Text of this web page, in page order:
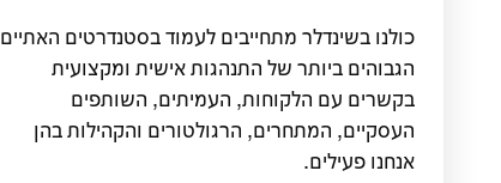
כולנו בשינדלר מתחייבים לעמוד בסטנדרטים האתיים
הגבוהים ביותר של התנהגות אישית ומקצועית
בקשרים עם הלקוחות, העמיתים, השותפים
העסקיים, המתחרים, הרגולטורים והקהילות בהן
אנחנו פעילים.